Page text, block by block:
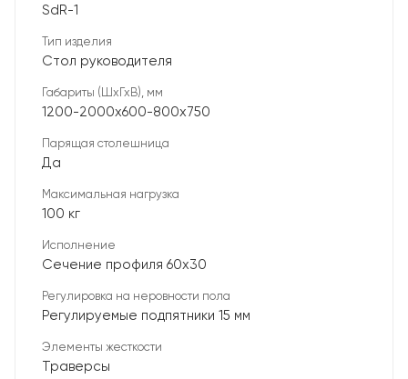
SdR-1
Тип изделия
Стол руководителя
Габариты (ШхГхВ), мм
1200-2000х600-800х750
Парящая столешница
Да
Максимальная нагрузка
100 кг
Исполнение
Сечение профиля 60х30
Регулировка на неровности пола
Регулируемые подпятники 15 мм
Элементы жесткости
Траверсы